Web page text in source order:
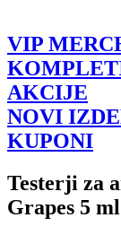
VIP
AKCIJE
NOVI
KUPONI
Testerji za
Grapes 5 ml